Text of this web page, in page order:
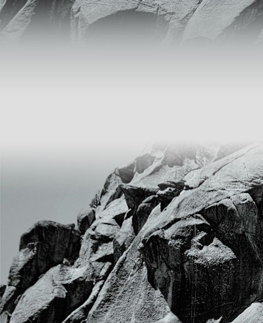
Liên hệ 0904.563.586
Acid Formalin
Liên hệ 0904.563.586